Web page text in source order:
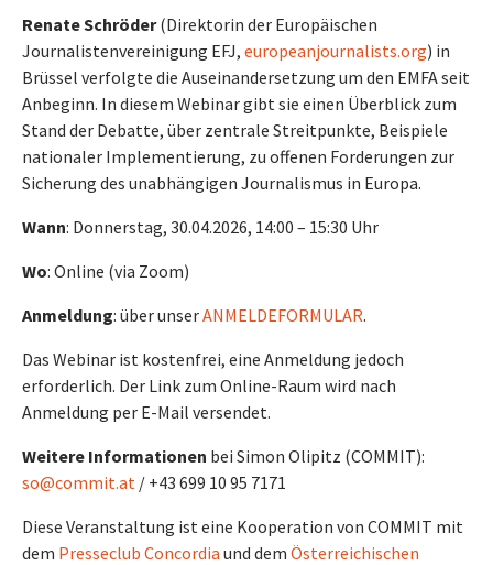
Renate Schröder(Direktorin der Europäischen
Journalistenvereinigung EFJ, europeanjournalists.org) in
Brüssel verfolgte die Auseinandersetzung um den EMFA seit
Anbeginn. In diesem Webinar gibt sie einen Überblick zum
Stand der Debatte, über zentrale Streitpunkte, Beispiele
nationaler Implementierung, zu offenen Forderungen zur
Sicherung des unabhängigen Journalismus in Europa.
Wann: Donnerstag, 30.04.2026, 14:00 – 15:30 Uhr
Wo: Online (via Zoom)
Anmeldung: über unserANMELDEFORMULAR.
Das Webinar ist kostenfrei, eine Anmeldung jedoch
erforderlich. Der Link zum Online-Raum wird nach
Anmeldung per E-Mail versendet.
Weitere Informationen bei Simon Olipitz (COMMIT):
so@commit.at / +43 699 10 95 7171
Diese Veranstaltung ist eine Kooperation von COMMIT mit
dem Presseclub Concordia und dem Österreichischen